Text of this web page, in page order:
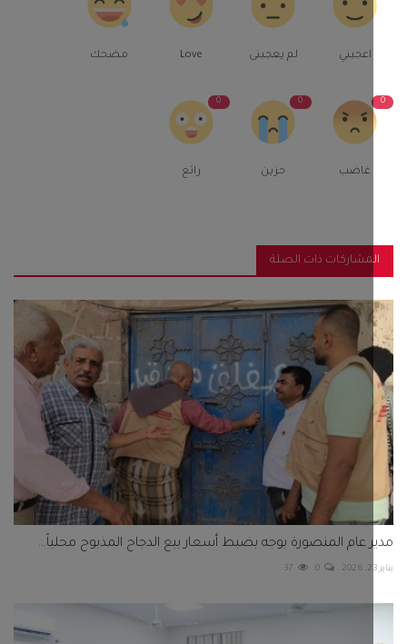
لم يعجبنى مضحك
ذات الصلة
عام المنصورة يوجه بضبط أسعار بيع الدجاج المذبوح محلياً...
0
37